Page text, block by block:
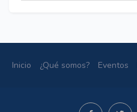
Inicio ¿Qué somos? Eventos